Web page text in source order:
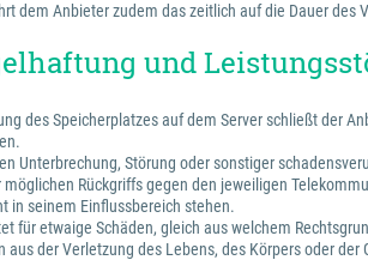
dem Anbieter zudem das zeitlich auf die Dauer
und
des Speicherplatzes auf dem Server schließt der
Unterbrechung, Störung oder sonstiger
Rückgriffs gegen den jeweiligen
in seinem Einflussbereich stehen.
für etwaige Schäden, gleich aus welchem
aus der Verletzung des Lebens, des Körpers oder